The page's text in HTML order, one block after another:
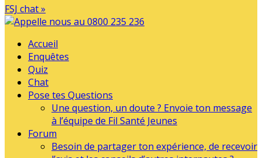
FSJ chat »
Accueil
Enquêtes
Quiz
Chat
Pose tes Questions
Une question, un doute ? Envoie ton message
à l’équipe de Fil Santé Jeunes
Forum
Besoin de partager ton expérience, de recevoir